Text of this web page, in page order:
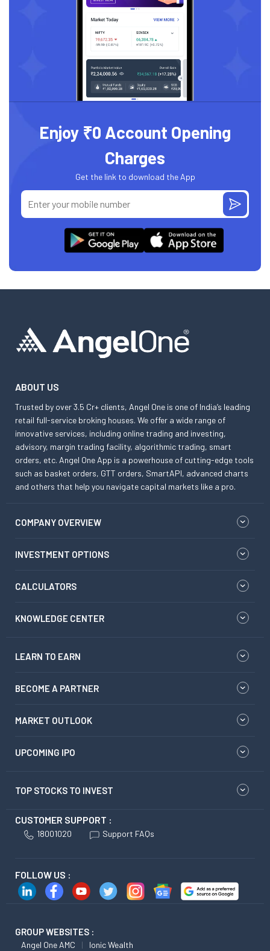
Enjoy ₹0 Account Opening
Charges
Get the link to download the App
ABOUT US
Trusted by over 3.5 Cr+ clients, Angel One is one of India’s leading
retail full-service broking houses. We offer a wide range of
innovative services, including online trading and investing,
advisory, margin trading facility, algorithmic trading, smart
orders, etc. Angel One App is a powerhouse of cutting-edge tools
such as basket orders, GTT orders, SmartAPI, advanced charts
and others that help you navigate capital markets like a pro.
COMPANY OVERVIEW
INVESTMENT OPTIONS
CALCULATORS
KNOWLEDGE CENTER
LEARN TO EARN
BECOME A PARTNER
MARKET OUTLOOK
UPCOMING IPO
TOP STOCKS TO INVEST
CUSTOMER SUPPORT :
18001020 Support FAQs
FOLLOW US :
GROUP WEBSITES :
Angel One AMC Ionic Wealth